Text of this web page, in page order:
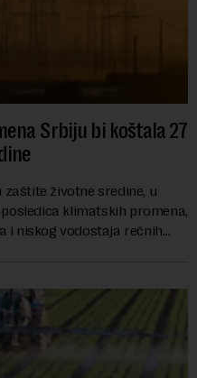
Srbiju bi koštala 27
životne sredine, u
klimatskih promena,
i niskog vodostaja rečnih